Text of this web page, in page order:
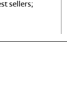
sellers;